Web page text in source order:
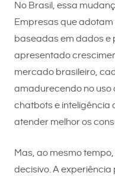
No Brasil, essa
Empresas que
baseadas em dados e
apresentado
mercado brasileiro,
amadurecendo no uso
chatbots e inteligência
atender melhor os
Mas, ao mesmo
decisivo. A